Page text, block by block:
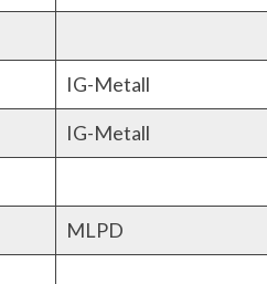
IG-Metall
IG-Metall
MLPD